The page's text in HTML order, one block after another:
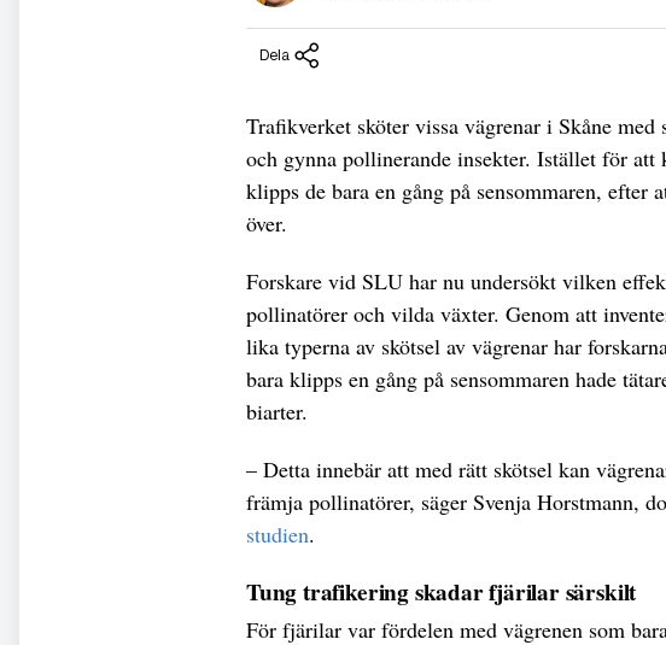
Dela
Trafikverket sköter vissa vägrenar i Skåne
och gynna pollinerande insekter. Istället för att
klipps de bara en gång på sensommaren, efter
över.
Forskare vid SLU har nu undersökt vilken
pollinatörer och vilda växter. Genom att
lika typerna av skötsel av vägrenar har
bara klipps en gång på sensommaren hade
biarter.
– Detta innebär att med rätt skötsel kan
främja pollinatörer, säger Svenja Horstmann,
studien.
Tung trafikering skadar fjärilar särskilt
För fjärilar var fördelen med vägrenen som